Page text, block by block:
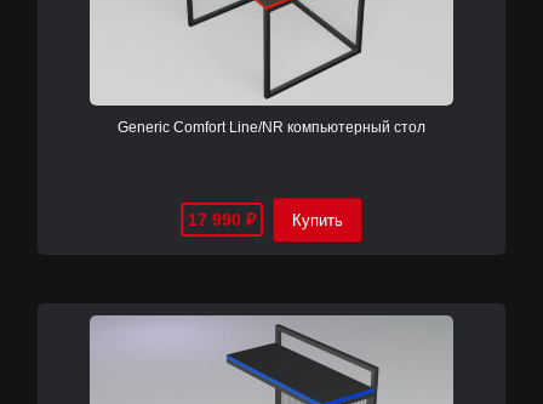
Generic Comfort Line/NR компьютерный стол
17 990 ₽